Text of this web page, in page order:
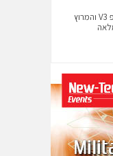
לא עוד טיל: סטארשיפ V3 והמרוץ